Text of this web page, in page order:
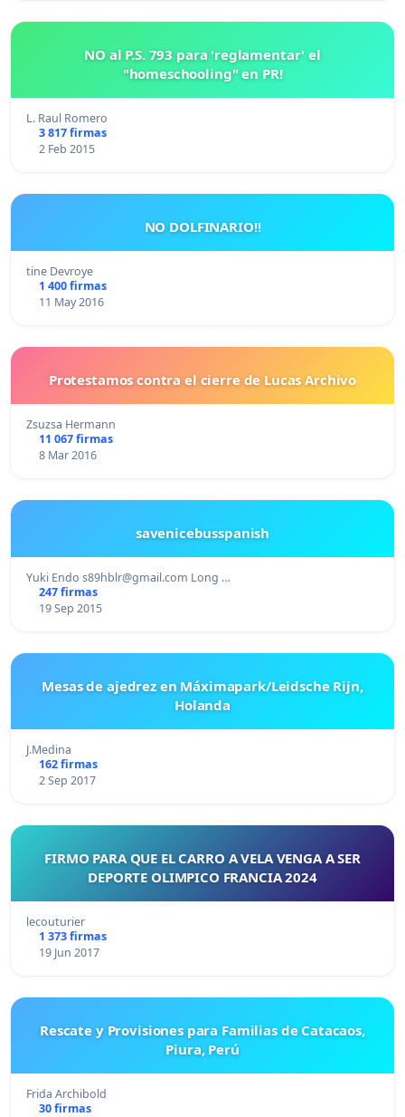
NO al P.S. 793 para 'reglamentar' el
"homeschooling" en PR!
L. Raul Romero
3 817 firmas
2 Feb 2015
NO DOLFINARIO!!
tine Devroye
1 400 firmas
11 May 2016
Protestamos contra el cierre de Lucas Archivo
Zsuzsa Hermann
11 067 firmas
8 Mar 2016
savenicebusspanish
Yuki Endo s89hblr@gmail.com Long …
247 firmas
19 Sep 2015
Mesas de ajedrez en Máximapark/Leidsche Rijn,
Holanda
J.Medina
162 firmas
2 Sep 2017
FIRMO PARA QUE EL CARRO A VELA VENGA A SER
DEPORTE OLIMPICO FRANCIA 2024
lecouturier
1 373 firmas
19 Jun 2017
Rescate y Provisiones para Familias de Catacaos,
Piura, Perú
Frida Archibold
30 firmas